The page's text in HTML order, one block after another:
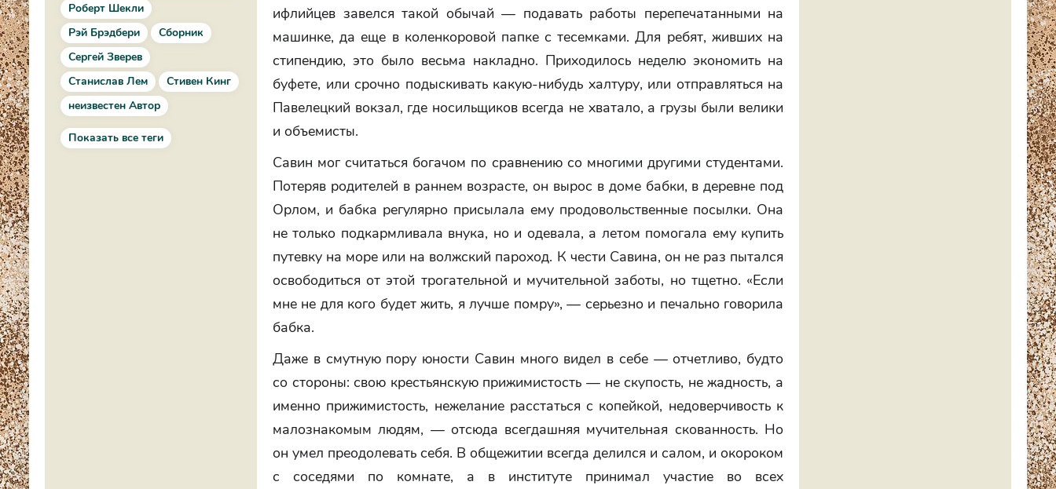
Роберт Шекли
Рэй Брэдбери
Сборник
Сергей Зверев
Станислав Лем
Стивен Кинг
неизвестен Автор
Показать все теги
ифлийцев завелся такой обычай — подавать работы перепечатанными на
машинке, да еще в коленкоровой папке с тесемками. Для ребят, живших на
стипендию, это было весьма накладно. Приходилось неделю экономить на
буфете, или срочно подыскивать какую-нибудь халтуру, или отправляться на
Павелецкий вокзал, где носильщиков всегда не хватало, а грузы были велики
и объемисты.
Савин мог считаться богачом по сравнению со многими другими студентами.
Потеряв родителей в раннем возрасте, он вырос в доме бабки, в деревне под
Орлом, и бабка регулярно присылала ему продовольственные посылки. Она
не только подкармливала внука, но и одевала, а летом помогала ему купить
путевку на море или на волжский пароход. К чести Савина, он не раз пытался
освободиться от этой трогательной и мучительной заботы, но тщетно. «Если
мне не для кого будет жить, я лучше помру», — серьезно и печально говорила
бабка.
Даже в смутную пору юности Савин много видел в себе — отчетливо, будто
со стороны: свою крестьянскую прижимистость — не скупость, не жадность, а
именно прижимистость, нежелание расстаться с копейкой, недоверчивость к
малознакомым людям, — отсюда всегдашняя мучительная скованность. Но
он умел преодолевать себя. В общежитии всегда делился и салом, и окороком
с соседями по комнате, а в институте принимал участие во всех